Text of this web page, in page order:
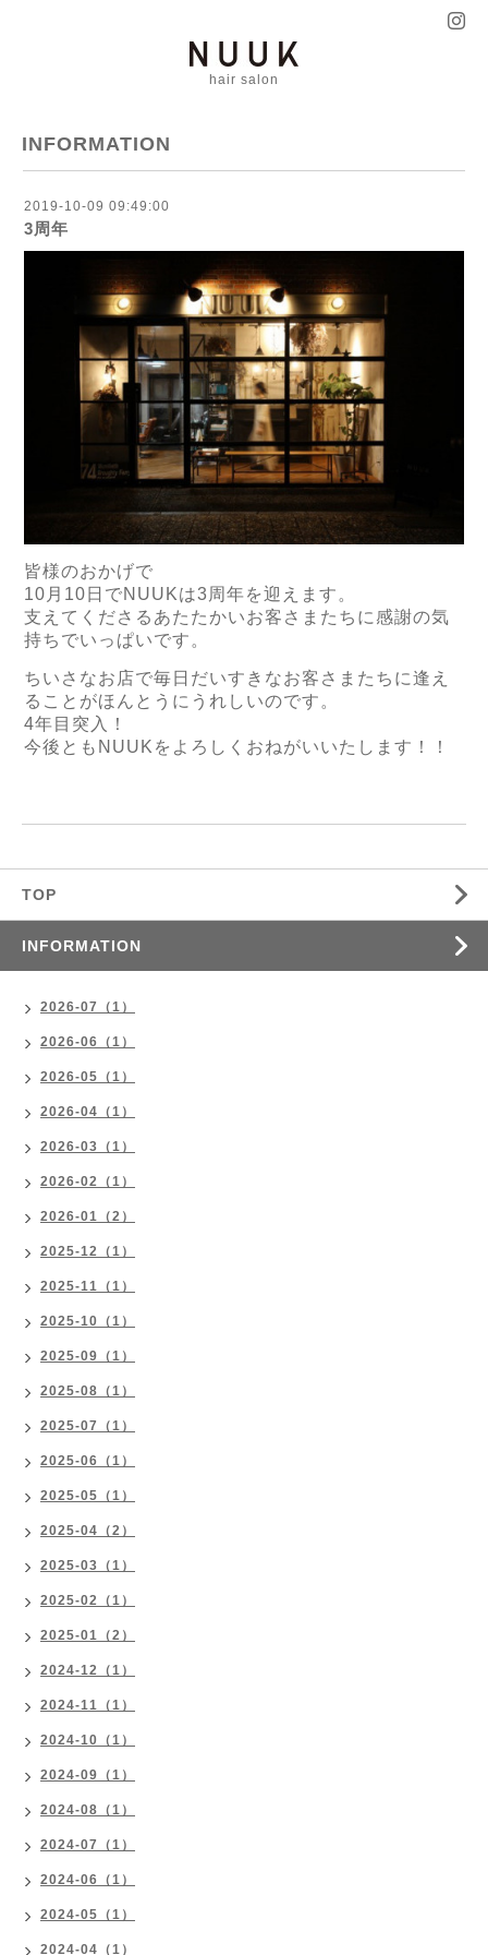
hair salon
INFORMATION
2019-10-09 09:49:00
3周年
皆様のおかげで
10月10日でNUUKは3周年を迎えます。
支えてくださるあたたかいお客さまたちに感謝の気
持ちでいっぱいです。
ちいさなお店で毎日だいすきなお客さまたちに逢え
ることがほんとうにうれしいのです。
4年目突入！
今後ともNUUKをよろしくおねがいいたします！！
TOP
INFORMATION
2026-07（1）
2026-06（1）
2026-05（1）
2026-04（1）
2026-03（1）
2026-02（1）
2026-01（2）
2025-12（1）
2025-11（1）
2025-10（1）
2025-09（1）
2025-08（1）
2025-07（1）
2025-06（1）
2025-05（1）
2025-04（2）
2025-03（1）
2025-02（1）
2025-01（2）
2024-12（1）
2024-11（1）
2024-10（1）
2024-09（1）
2024-08（1）
2024-07（1）
2024-06（1）
2024-05（1）
2024-04（1）